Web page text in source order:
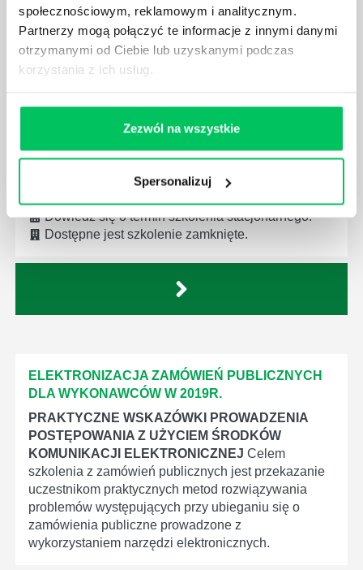
społecznościowym, reklamowym i analitycznym.
Partnerzy mogą połączyć te informacje z innymi danymi
otrzymanymi od Ciebie lub uzyskanymi podczas
korzystania z ich usług.
Zezwól na wszystkie
Spersonalizuj
USTAWA O GOSPODARCE NIERUCHOMOŚCIAMI
2018
ISTOTNE ZMIANY I KLUCZOWE ORZECZNICTWO
Zmiany w ustawie o gospodarowaniu
zawodowych rzeczoznawcy majątkowego.
Zapraszamy na szkolenie ustawa o gospodarce
Dowiedz się o termin szkolenia stacjonarnego.
Dostępne jest szkolenie zamknięte.
ELEKTRONIZACJA ZAMÓWIEŃ PUBLICZNYCH
DLA WYKONAWCÓW W 2019R.
PRAKTYCZNE WSKAZÓWKI PROWADZENIA
POSTĘPOWANIA Z UŻYCIEM ŚRODKÓW
KOMUNIKACJI ELEKTRONICZNEJ Celem
szkolenia z zamówień publicznych jest przekazanie
uczestnikom praktycznych metod rozwiązywania
problemów występujących przy ubieganiu się o
zamówienia publiczne prowadzone z
wykorzystaniem narzędzi elektronicznych.